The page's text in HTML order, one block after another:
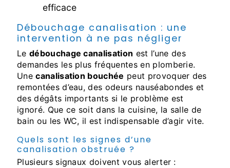
efficace
débouchage canalisation : une
intervention à ne pas négliger
Le débouchage canalisation est l’une des
demandes les plus fréquentes en plomberie.
Unecanalisation bouchée peut provoquer des
remontées d’eau, des odeurs nauséabondes et
des dégâts importants si le problème est
ignoré. Que ce soit dans la cuisine, la salle de
bain ou les WC, il est indispensable d’agir vite.
Quels sont les signes d’une
canalisation obstruée ?
Plusieurs signaux doivent vous alerter :